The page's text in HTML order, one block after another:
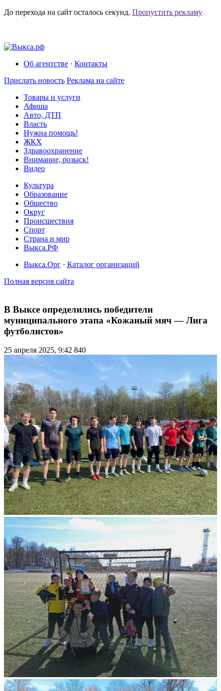
До перехода на сайт осталось секунд. Пропустить рекламу
Об агентстве · Контакты
Прислать новость Реклама на сайте
Товары и услуги
Афиша
Авто, ДТП
Власть
Нужна помощь!
ЖКХ
Здравоохранение
Внимание, розыск!
Видео
Культура
Образование
Общество
Округ
Происшествия
Спорт
Страна и мир
Выкса.РФ
Выкса.Орг · Каталог организаций
Полная версия сайта
В Выксе определились победители
муниципального этапа «Кожаный мяч — Лига
футболистов»
25 апреля 2025, 9:42 840